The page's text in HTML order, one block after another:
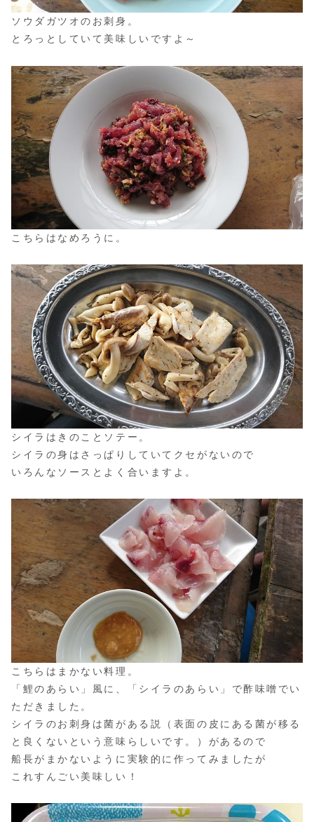
ソウダガツオのお刺身。
とろっとしていて美味しいですよ～
こちらはなめろうに。
シイラはきのことソテー。
シイラの身はさっぱりしていてクセがないので
いろんなソースとよく合いますよ。
こちらはまかない料理。
「鯉のあらい」風に、「シイラのあらい」で酢味噌でい
ただきました。
シイラのお刺身は菌がある説（表面の皮にある菌が移る
と良くないという意味らしいです。）があるので
船長がまかないように実験的に作ってみましたが
これすんごい美味しい！